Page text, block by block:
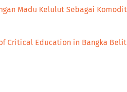
Madu Kelulut Sebagai
Critical Education in Bangka